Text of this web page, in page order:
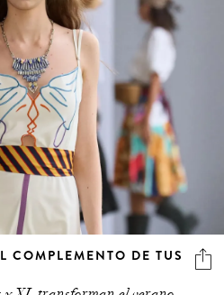
COMPLEMENTO DE TUS